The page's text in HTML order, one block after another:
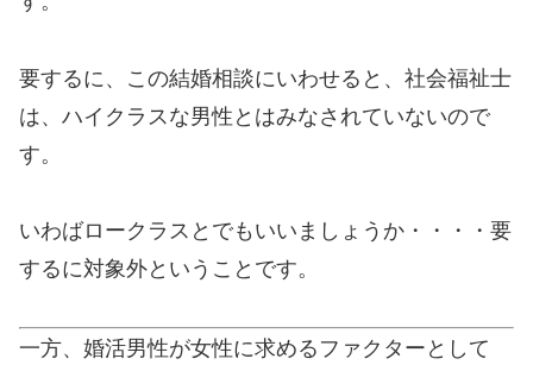
要するに、この結婚相談にいわせると、社会福祉士
は、ハイクラスな男性とはみなされていないので
す。
いわばロークラスとでもいいましょうか・・・・要
するに対象外ということです。
一方、婚活男性が女性に求めるファクターとして